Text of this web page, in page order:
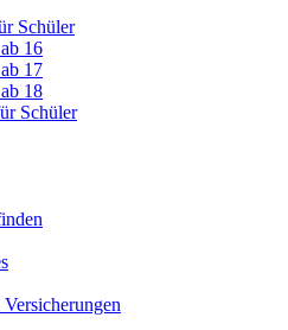
Schüler
16
17
18
Schüler